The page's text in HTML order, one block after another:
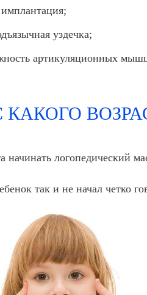
уздечка;
артикуляционных
КАКОГО
начинать логопедический
так и не начал четко